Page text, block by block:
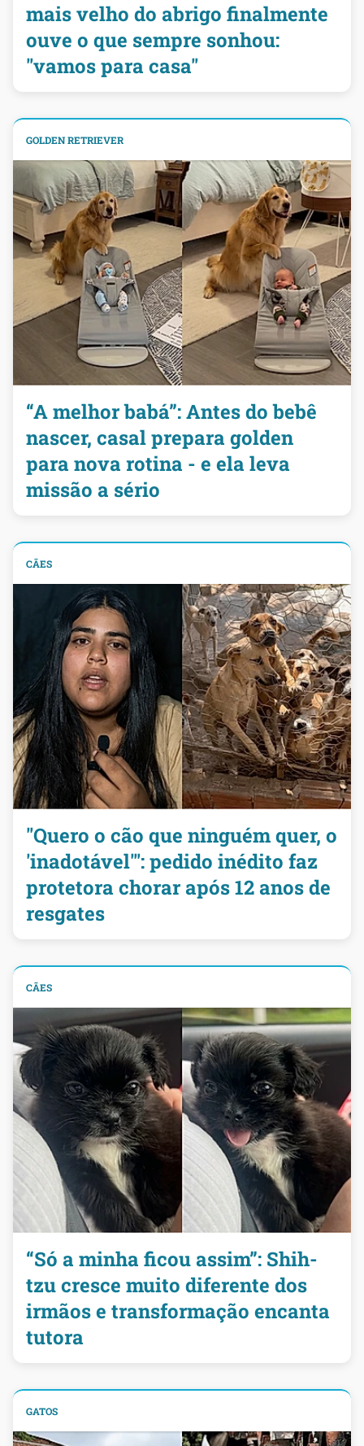
mais velho do abrigo finalmente
ouve o que sempre sonhou:
"vamos para casa"
GOLDEN RETRIEVER
“A melhor babá”: Antes do bebê
nascer, casal prepara golden
para nova rotina - e ela leva
missão a sério
CÃES
"Quero o cão que ninguém quer, o
'inadotável'": pedido inédito faz
protetora chorar após 12 anos de
resgates
CÃES
“Só a minha ficou assim”: Shih-
tzu cresce muito diferente dos
irmãos e transformação encanta
tutora
GATOS